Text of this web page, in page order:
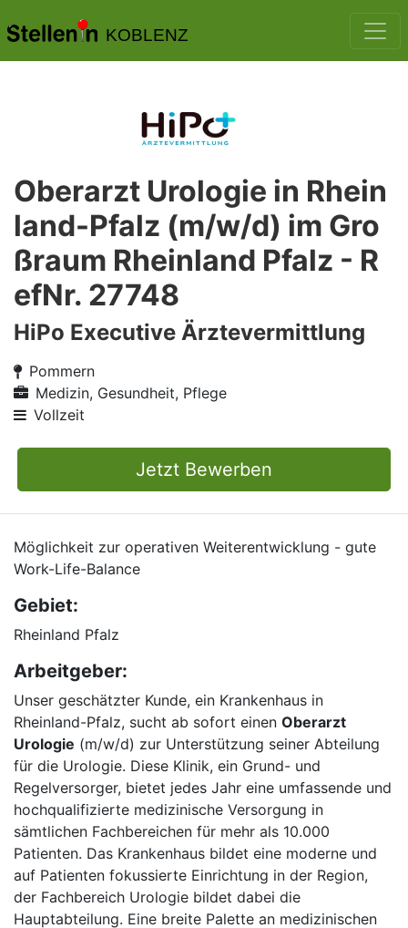
KOBLENZ
Oberarzt Urologie in Rhein
land-Pfalz (m/w/d) im Gro
ßraum Rheinland Pfalz - R
efNr. 27748
HiPo Executive Ärztevermittlung
Pommern
Medizin, Gesundheit, Pflege
Vollzeit
Jetzt Bewerben
Möglichkeit zur operativen Weiterentwicklung - gute
Work-Life-Balance
Gebiet:
Rheinland Pfalz
Arbeitgeber:
Unser geschätzter Kunde, ein Krankenhaus in
Rheinland-Pfalz, sucht ab sofort einen Oberarzt
Urologie (m/w/d) zur Unterstützung seiner Abteilung
für die Urologie. Diese Klinik, ein Grund- und
Regelversorger, bietet jedes Jahr eine umfassende und
hochqualifizierte medizinische Versorgung in
sämtlichen Fachbereichen für mehr als 10.000
Patienten. Das Krankenhaus bildet eine moderne und
auf Patienten fokussierte Einrichtung in der Region,
der Fachbereich Urologie bildet dabei die
Hauptabteilung. Eine breite Palette an medizinischen